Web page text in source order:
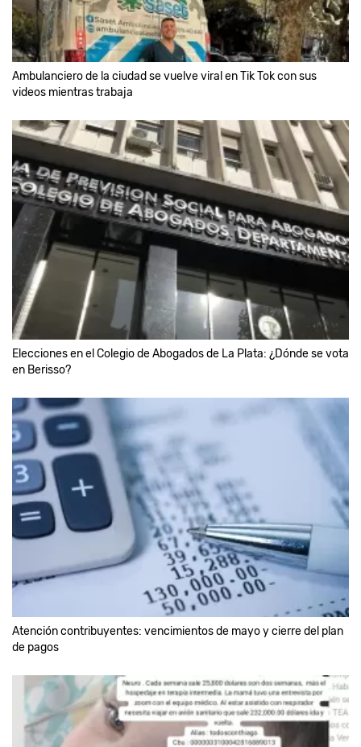
Ambulanciero de la ciudad se vuelve viral en Tik Tok con sus
videos mientras trabaja
Elecciones en el Colegio de Abogados de La Plata: ¿Dónde se vota
en Berisso?
Atención contribuyentes: vencimientos de mayo y cierre del plan
de pagos